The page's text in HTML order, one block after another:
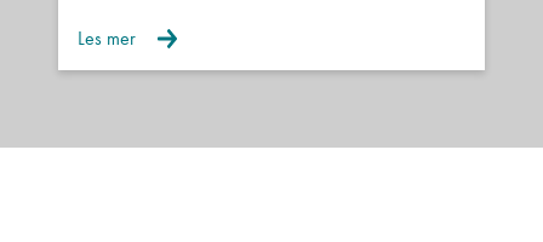
Les mer